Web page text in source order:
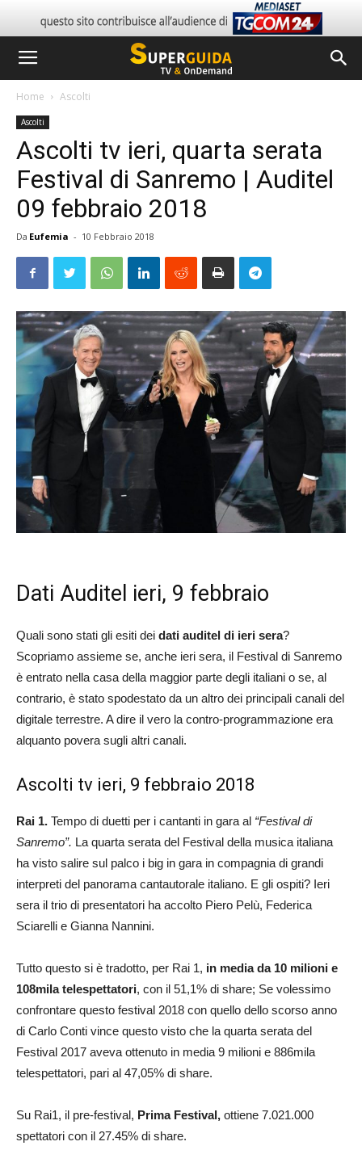
Home Ascolti
Ascolti
Ascolti tv ieri, quarta serata
Festival di Sanremo | Auditel
09 febbraio 2018
Da Eufemia - 10 Febbraio 2018
Dati Auditel ieri, 9 febbraio
Quali sono stati gli esiti dei dati auditel di ieri sera?
Scopriamo assieme se, anche ieri sera, il Festival di Sanremo
è entrato nella casa della maggior parte degli italiani o se, al
contrario, è stato spodestato da un altro dei principali canali del
digitale terrestre. A dire il vero la contro-programmazione era
alquanto povera sugli altri canali.
Ascolti tv ieri, 9 febbraio 2018
Rai 1. Tempo di duetti per i cantanti in gara al “Festival di
Sanremo”. La quarta serata del Festival della musica italiana
ha visto salire sul palco i big in gara in compagnia di grandi
interpreti del panorama cantautorale italiano. E gli ospiti? Ieri
sera il trio di presentatori ha accolto Piero Pelù, Federica
Sciarelli e Gianna Nannini.
Tutto questo si è tradotto, per Rai 1, in media da 10 milioni e
108mila telespettatori, con il 51,1% di share; Se volessimo
confrontare questo festival 2018 con quello dello scorso anno
di Carlo Conti vince questo visto che la quarta serata del
Festival 2017 aveva ottenuto in media 9 milioni e 886mila
telespettatori, pari al 47,05% di share.
Su Rai1, il pre-festival, Prima Festival, ottiene 7.021.000
spettatori con il 27.45% di share.